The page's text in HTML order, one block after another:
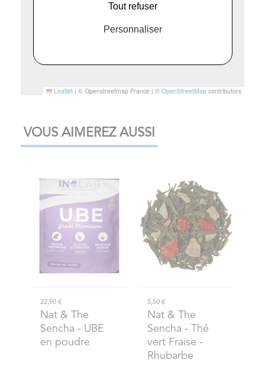
Leaflet | © Openstreetmap France | © OpenStreetMap contributors
VOUS AIMEREZ AUSSI
22,90 €
Nat & The
Sencha - UBE
en poudre
5,50 €
Nat & The
Sencha - Thé
vert Fraise -
Rhubarbe
Tout refuser
Personnaliser